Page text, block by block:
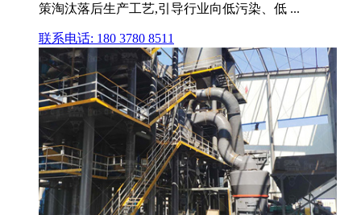
策淘汰落后生产工艺,引导行业向低污染、低 ...
联系电话: 180 3780 8511